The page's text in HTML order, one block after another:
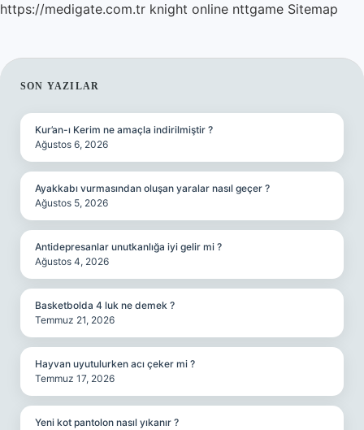
https://medigate.com.tr knight online nttgame Sitemap
SIDEBAR
SON YAZILAR
Kur’an-ı Kerim ne amaçla indirilmiştir ?
Ağustos 6, 2026
Ayakkabı vurmasından oluşan yaralar nasıl geçer ?
Ağustos 5, 2026
Antidepresanlar unutkanlığa iyi gelir mi ?
Ağustos 4, 2026
Basketbolda 4 luk ne demek ?
Temmuz 21, 2026
Hayvan uyutulurken acı çeker mi ?
Temmuz 17, 2026
Yeni kot pantolon nasıl yıkanır ?